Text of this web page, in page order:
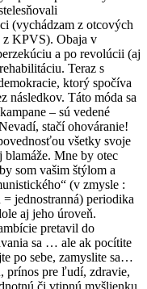
(vychádzam z otcových
z KPVS). Obaja v
a po revolúcii (aj
Teraz s
ktorý spočíva
následkov. Táto móda sa
– sú vedené
stačí ohováranie!
všetky svoje
Mne by otec
som vašim štýlom a
(v zmysle :
jednostranná) periodika
aj jeho úroveň.
pretavil do
sa … ale ak pocítite
po sebe, zamyslite sa…
prínos pre ľudí, zdravie,
či vtipnú myšlienku,